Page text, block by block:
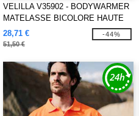
VELILLA V35902 - BODYWARMER
MATELASSE BICOLORE HAUTE
VISIBILITE
28,71 €
51,50 €
-44%